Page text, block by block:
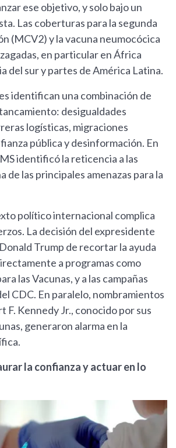
ese objetivo, y solo bajo un
Las coberturas para la segunda
(MCV2) y la vacuna neumocócica
en particular en África
del sur y partes de América Latina.
identifican una combinación de
desigualdades
logísticas, migraciones
pública y desinformación. En
identificó la reticencia a las
de las principales amenazas para la
político internacional complica
La decisión del expresidente
Trump de recortar la ayuda
a programas como
las Vacunas, y a las campañas
CDC. En paralelo, nombramientos
F. Kennedy Jr., conocido por sus
generaron alarma en la
la confianza y actuar en lo